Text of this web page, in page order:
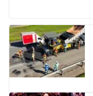
e
b
o
o
k
t
s
A
p
p
k
e
d
I
n